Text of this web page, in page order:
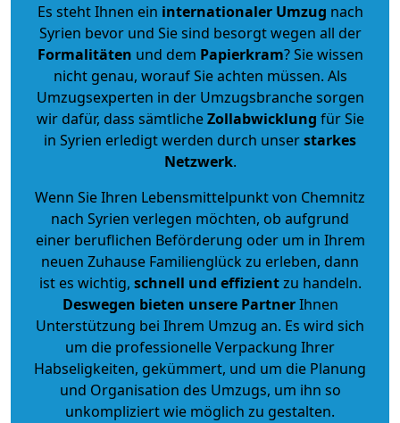
Es steht Ihnen ein internationaler Umzug nach
Syrien bevor und Sie sind besorgt wegen all der
Formalitäten und dem Papierkram? Sie wissen
nicht genau, worauf Sie achten müssen. Als
Umzugsexperten in der Umzugsbranche sorgen
wir dafür, dass sämtlicheZollabwicklung für Sie
in Syrien erledigt werden durch unserstarkes
Netzwerk.
Wenn Sie Ihren Lebensmittelpunkt von Chemnitz
nach Syrien verlegen möchten, ob aufgrund
einer beruflichen Beförderung oder um in Ihrem
neuen Zuhause Familienglück zu erleben, dann
ist es wichtig, schnell und effizientzu handeln.
Deswegen bieten unsere PartnerIhnen
Unterstützung bei Ihrem Umzug an. Es wird sich
um die professionelle Verpackung Ihrer
Habseligkeiten, gekümmert, und um die Planung
und Organisation des Umzugs, um ihn so
unkompliziert wie möglich zu gestalten.